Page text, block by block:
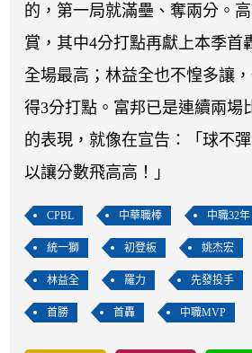
的，第一局就滿壘、奪兩分。
賞，其中4分打點再獻上本季首
全場最高；林益全也不惶多讓
得3分打點。富邦已是連續兩場
的表現，就像在宣告：「球不
以讓分數飛高高！」
CPBL 中華職棒 中職32年
統一獅 初登板 姚杰宏
林益全 羅力 先發投手
首勝 首轟 中職MVP